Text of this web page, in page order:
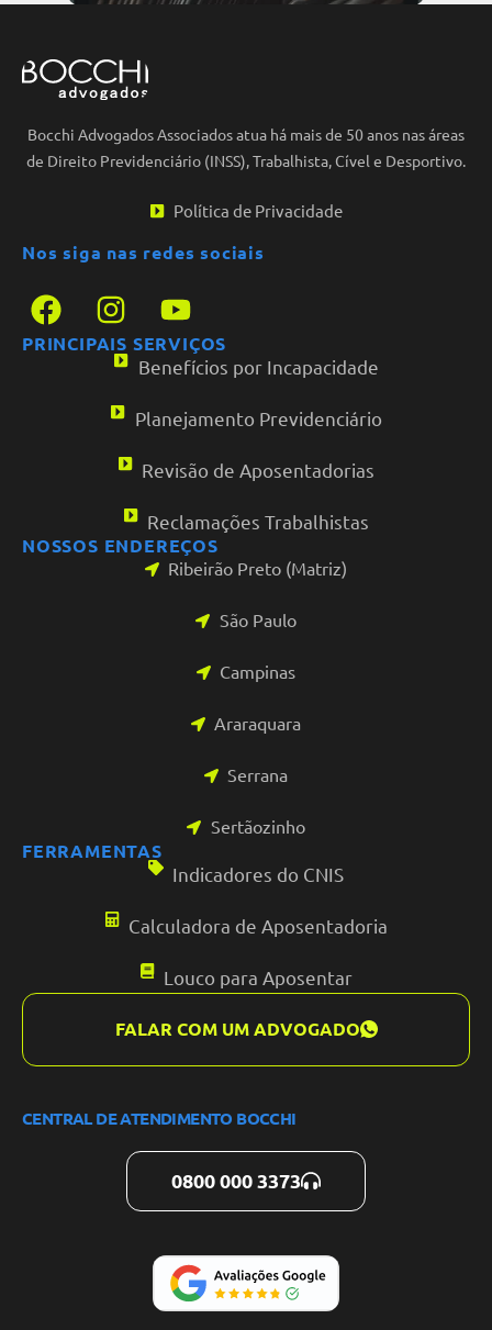
Bocchi Advogados Associados atua há mais de 50 anos nas áreas
de Direito Previdenciário (INSS), Trabalhista, Cível e Desportivo.
Política de Privacidade
Nos siga nas redes sociais
PRINCIPAIS SERVIÇOS
Benefícios por Incapacidade
Planejamento Previdenciário
Revisão de Aposentadorias
Reclamações Trabalhistas
NOSSOS ENDEREÇOS
Ribeirão Preto (Matriz)
São Paulo
Campinas
Araraquara
Serrana
Sertãozinho
FERRAMENTAS
Indicadores do CNIS
Calculadora de Aposentadoria
Louco para Aposentar
FALAR COM UM ADVOGADO
CENTRAL DE ATENDIMENTO BOCCHI
0800 000 3373